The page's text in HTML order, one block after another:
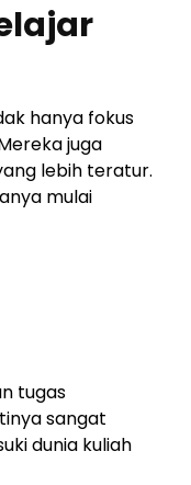
hanya fokus
juga
lebih teratur.
mulai
tugas
sangat
dunia kuliah